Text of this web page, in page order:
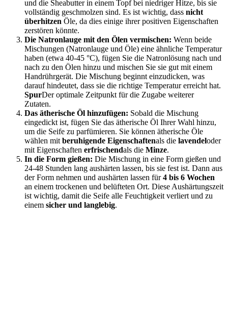
und die Sheabutter in einem Topf bei niedriger Hitze, bis sie
vollständig geschmolzen sind. Es ist wichtig, dass nicht
überhitzen Öle, da dies einige ihrer positiven Eigenschaften
zerstören könnte.
Die Natronlauge mit den Ölen vermischen: Wenn beide
Mischungen (Natronlauge und Öle) eine ähnliche Temperatur
haben (etwa 40-45 °C), fügen Sie die Natronlösung nach und
nach zu den Ölen hinzu und mischen Sie sie gut mit einem
Handrührgerät. Die Mischung beginnt einzudicken, was
darauf hindeutet, dass sie die richtige Temperatur erreicht hat.
SpurDer optimale Zeitpunkt für die Zugabe weiterer
Zutaten.
Das ätherische Öl hinzufügen: Sobald die Mischung
eingedickt ist, fügen Sie das ätherische Öl Ihrer Wahl hinzu,
um die Seife zu parfümieren. Sie können ätherische Öle
wählen mit beruhigende Eigenschaftenals die lavendeloder
mit Eigenschaften erfrischendals die Minze.
In die Form gießen: Die Mischung in eine Form gießen und
24-48 Stunden lang aushärten lassen, bis sie fest ist. Dann aus
der Form nehmen und aushärten lassen für4 bis 6 Wochen
an einem trockenen und belüfteten Ort. Diese Aushärtungszeit
ist wichtig, damit die Seife alle Feuchtigkeit verliert und zu
einem sicher und langlebig.